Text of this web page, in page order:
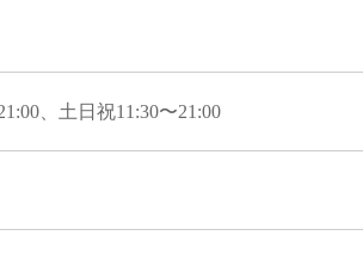
、土日祝11:30〜21:00